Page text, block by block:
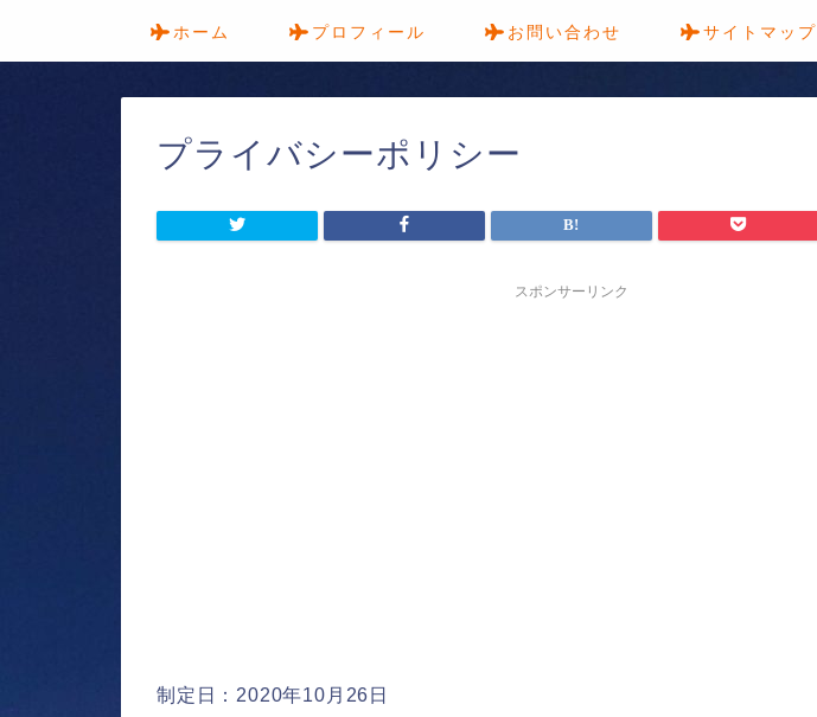
ホーム プロフィール お問い合わせ サイトマップ
プライバシーポリシー
スポンサーリンク
制定日：2020年10月26日